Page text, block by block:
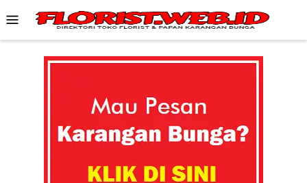
to
content
Mobile
Menu